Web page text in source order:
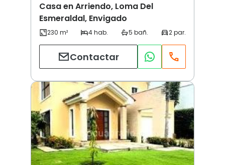
Casa en Arriendo, Loma Del
Esmeraldal, Envigado
Contactar